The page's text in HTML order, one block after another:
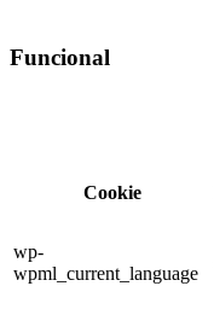
Funcional
Cookie
wp-
wpml_current_language